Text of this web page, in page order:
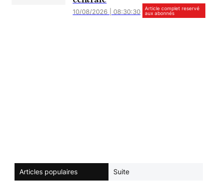
10/08/2026 | 08:30:30
Article complet reservé
aux abonnés
Articles populaires
Suite